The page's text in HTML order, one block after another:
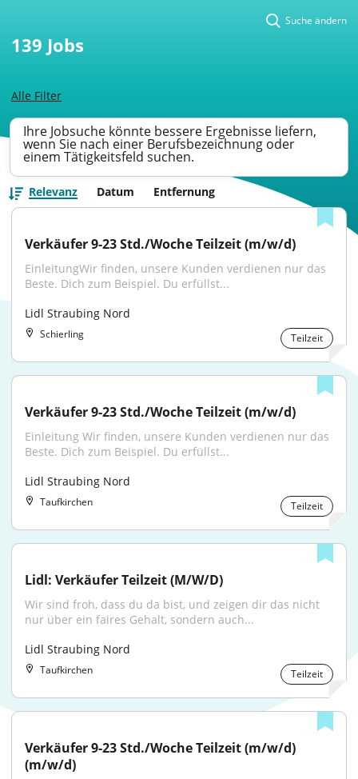
Alle Filter
Suche ändern
139 Jobs
Ihre Jobsuche könnte bessere Ergebnisse liefern,
wenn Sie nach einer Berufsbezeichnung oder
einem Tätigkeitsfeld suchen.
Relevanz Datum Entfernung
Verkäufer 9-23 Std./Woche Teilzeit (m/w/d)
EinleitungWir finden, unsere Kunden verdienen nur das
Beste. Dich zum Beispiel. Du erfüllst...
Lidl Straubing Nord
Schierling Teilzeit
Verkäufer 9-23 Std./Woche Teilzeit (m/w/d)
Einleitung Wir finden, unsere Kunden verdienen nur das
Beste. Dich zum Beispiel. Du erfüllst...
Lidl Straubing Nord
Taufkirchen Teilzeit
Lidl: Verkäufer Teilzeit (M/W/D)
Wir sind froh, dass du da bist, und zeigen dir das nicht
nur über ein faires Gehalt, sondern auch...
Lidl Straubing Nord
Taufkirchen Teilzeit
Verkäufer 9-23 Std./Woche Teilzeit (m/w/d)
(m/w/d)